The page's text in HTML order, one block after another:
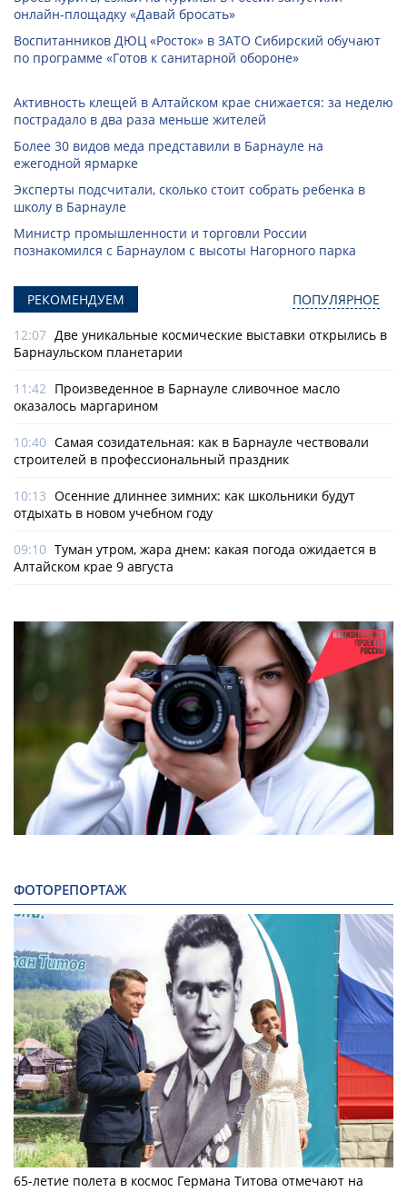
онлайн-­площадку «Давай бросать»
Воспитанников ДЮЦ «Росток» в ЗАТО Сибирский обучают
по программе «Готов к санитарной обороне»
Активность клещей в Алтайском крае снижается: за неделю
пострадало в два раза меньше жителей
Более 30 видов меда представили в Барнауле на
ежегодной ярмарке
Эксперты подсчитали, сколько стоит собрать ребенка в
школу в Барнауле
Министр промышленности и торговли России
познакомился с Барнаулом с высоты Нагорного парка
РЕКОМЕНДУЕМ ПОПУЛЯРНОЕ
12:07 Две уникальные космические выставки открылись в
Барнаульском планетарии
11:42 Произведенное в Барнауле сливочное масло
оказалось маргарином
10:40 Самая созидательная: как в Барнауле чествовали
строителей в профессиональный праздник
10:13 Осенние длиннее зимних: как школьники будут
отдыхать в новом учебном году
09:10 Туман утром, жара днем: какая погода ожидается в
Алтайском крае 9 августа
ФОТОРЕПОРТАЖ
65-летие полета в космос Германа Титова отмечают на